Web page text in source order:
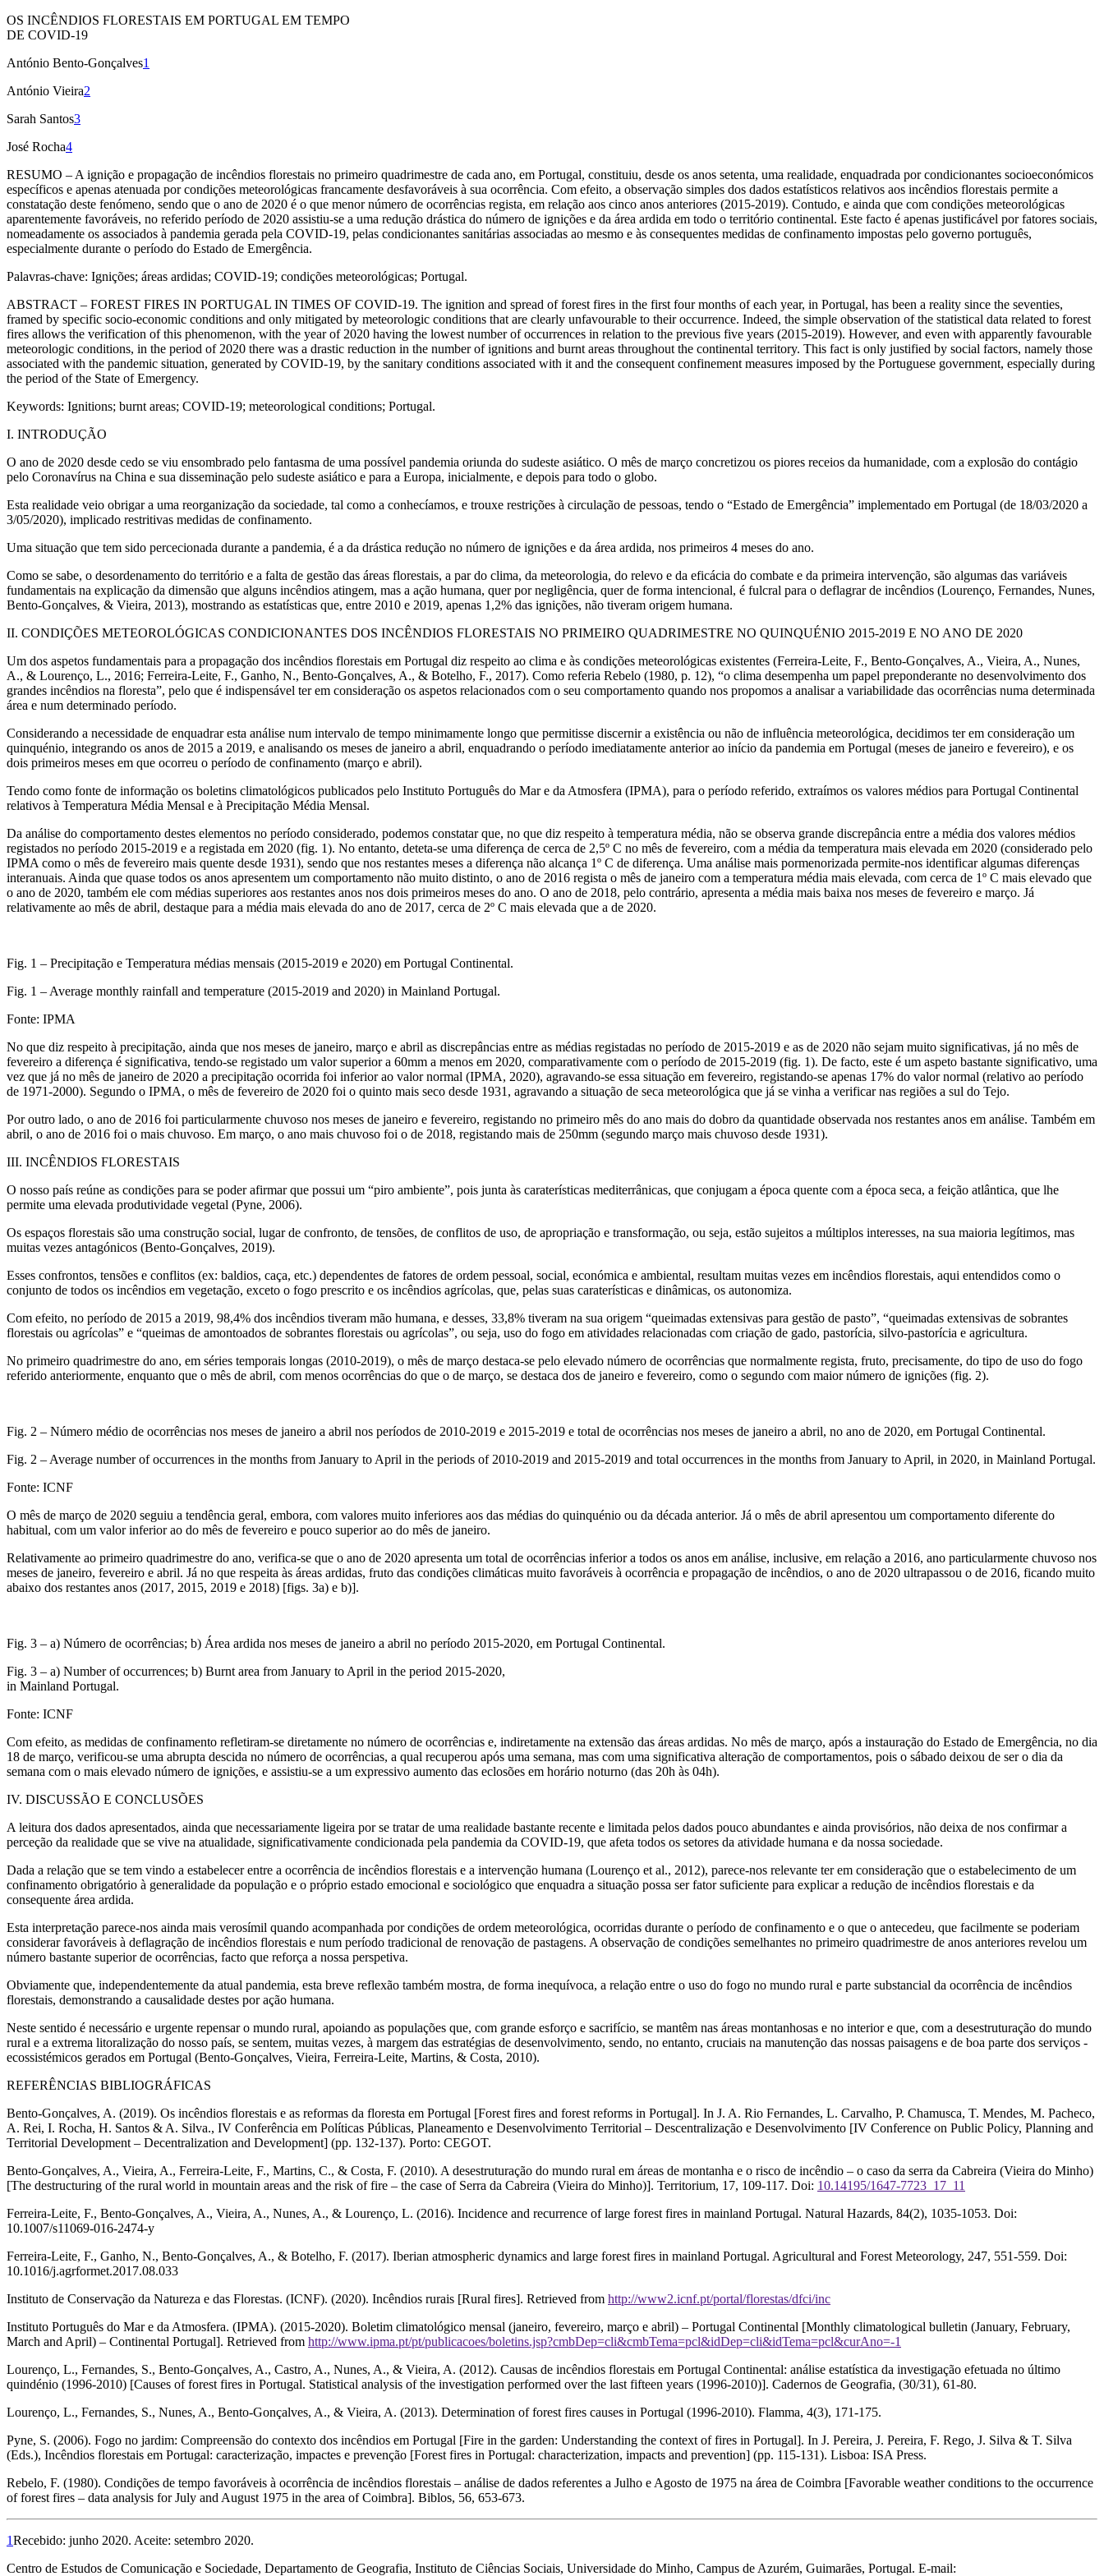
OS INCÊNDIOS FLORESTAIS EM PORTUGAL EM TEMPO
DE COVID-19
António Bento-Gonçalves1
António Vieira2
Sarah Santos3
José Rocha4
RESUMO – A ignição e propagação de incêndios florestais no primeiro quadrimestre de cada ano, em Portugal, constituiu, desde os anos setenta, uma realidade, enquadrada por condicionantes socioeconómicos
específicos e apenas atenuada por condições meteorológicas francamente desfavoráveis à sua ocorrência. Com efeito, a observação simples dos dados estatísticos relativos aos incêndios florestais permite a
constatação deste fenómeno, sendo que o ano de 2020 é o que menor número de ocorrências regista, em relação aos cinco anos anteriores (2015-2019). Contudo, e ainda que com condições meteorológicas
aparentemente favoráveis, no referido período de 2020 assistiu-se a uma redução drástica do número de ignições e da área ardida em todo o território continental. Este facto é apenas justificável por fatores sociais,
nomeadamente os associados à pandemia gerada pela COVID-19, pelas ­condicionantes sanitárias associadas ao mesmo e às consequentes medidas de confinamento impostas pelo governo português,
especialmente durante o período do Estado de Emergência.
Palavras-chave: Ignições; áreas ardidas; COVID-19; condições meteorológicas; Portugal.
ABSTRACT – FOREST FIRES IN PORTUGAL IN TIMES OF COVID-19. The ignition and spread of forest fires in the first four months of each year, in Portugal, has been a reality since the seventies,
framed by specific socio-economic conditions and only mitigated by meteorologic conditions that are clearly unfavourable to their occurrence. Indeed, the simple observation of the statistical data related to forest
fires allows the verification of this phenomenon, with the year of 2020 having the lowest number of occurrences in relation to the previous five years (2015-2019). However, and even with apparently favourable
meteorologic conditions, in the period of 2020 there was a drastic reduction in the number of ignitions and burnt areas throughout the continental territory. This fact is only justified by social factors, namely those
associated with the pandemic situation, generated by COVID-19, by the sanitary conditions associated with it and the consequent confinement measures imposed by the Portuguese government, especially during
the period of the State of Emergency.
Keywords: Ignitions; burnt areas; COVID-19; meteorological conditions; Portugal.
I. INTRODUÇÃO
O ano de 2020 desde cedo se viu ensombrado pelo fantasma de uma possível pandemia oriunda do sudeste asiático. O mês de março concretizou os piores receios da humanidade, com a explosão do contágio
pelo Coronavírus na China e sua disseminação pelo sudeste asiático e para a Europa, inicialmente, e depois para todo o globo.
Esta realidade veio obrigar a uma reorganização da sociedade, tal como a conhecíamos, e trouxe restrições à circulação de pessoas, tendo o “Estado de Emergência” implementado em Portugal (de 18/03/2020 a
3/05/2020), implicado restritivas medidas de confinamento.
Uma situação que tem sido percecionada durante a pandemia, é a da drástica redução no número de ignições e da área ardida, nos primeiros 4 meses do ano.
Como se sabe, o desordenamento do território e a falta de gestão das áreas florestais, a par do clima, da meteorologia, do relevo e da eficácia do combate e da primeira intervenção, são algumas das variáveis
fundamentais na explicação da dimensão que alguns incêndios atingem, mas a ação humana, quer por negligência, quer de forma intencional, é fulcral para o deflagrar de incêndios (Lourenço, Fernandes, Nunes,
Bento-Gonçalves, & Vieira, 2013), mostrando as estatísticas que, entre 2010 e 2019, apenas 1,2% das ignições, não tiveram origem humana.
II. CONDIÇÕES METEOROLÓGICAS CONDICIONANTES DOS INCÊNDIOS FLORESTAIS NO PRIMEIRO QUADRIMESTRE NO QUINQUÉNIO 2015-2019 E NO ANO DE 2020
Um dos aspetos fundamentais para a propagação dos incêndios florestais em Portugal diz respeito ao clima e às condições meteorológicas existentes (Ferreira-Leite, F., Bento-Gonçalves, A., Vieira, A., Nunes,
A., & Lourenço, L., 2016; Ferreira-Leite, F., Ganho, N., Bento-Gonçalves, A., & Botelho, F., 2017). Como referia Rebelo (1980, p. 12), “o clima desempenha um papel preponderante no desenvolvimento dos
grandes incêndios na floresta”, pelo que é indispensável ter em consideração os aspetos relacionados com o seu comportamento quando nos propomos a analisar a variabilidade das ocorrências numa determinada
área e num determinado período.
Considerando a necessidade de enquadrar esta análise num intervalo de tempo minimamente longo que permitisse discernir a existência ou não de influência meteorológica, decidimos ter em consideração um
quinquénio, integrando os anos de 2015 a 2019, e analisando os meses de janeiro a abril, enquadrando o período imediatamente anterior ao início da pandemia em Portugal (meses de janeiro e fevereiro), e os
dois primeiros meses em que ocorreu o período de confinamento (março e abril).
Tendo como fonte de informação os boletins climatológicos publicados pelo Instituto Português do Mar e da Atmosfera (IPMA), para o período referido, extraímos os valores médios para Portugal Continental
relativos à Temperatura Média Mensal e à Precipitação Média Mensal.
Da análise do comportamento destes elementos no período considerado, podemos constatar que, no que diz respeito à temperatura média, não se observa grande discrepância entre a média dos valores médios
registados no período 2015-2019 e a registada em 2020 (fig. 1). No entanto, deteta-se uma diferença de cerca de 2,5º C no mês de fevereiro, com a média da temperatura mais elevada em 2020 (considerado pelo
IPMA como o mês de fevereiro mais quente desde 1931), sendo que nos restantes meses a diferença não alcança 1º C de diferença. Uma análise mais pormenorizada permite-nos identificar algumas diferenças
interanuais. Ainda que quase todos os anos apresentem um comportamento não muito distinto, o ano de 2016 regista o mês de janeiro com a temperatura média mais elevada, com cerca de 1º C mais elevado que
o ano de 2020, também ele com médias superiores aos restantes anos nos dois primeiros meses do ano. O ano de 2018, pelo contrário, apresenta a média mais baixa nos meses de fevereiro e março. Já
relativamente ao mês de abril, destaque para a média mais elevada do ano de 2017, cerca de 2º C mais elevada que a de 2020.
Fig. 1 – Precipitação e Temperatura médias mensais (2015-2019 e 2020) em Portugal Continental.
Fig. 1 – Average monthly rainfall and temperature (2015-2019 and 2020) in Mainland Portugal.
Fonte: IPMA
No que diz respeito à precipitação, ainda que nos meses de janeiro, março e abril as discrepâncias entre as médias registadas no período de 2015-2019 e as de 2020 não sejam muito significativas, já no mês de
fevereiro a diferença é significativa, tendo-se registado um valor superior a 60mm a menos em 2020, comparativamente com o período de 2015-2019 (fig. 1). De facto, este é um aspeto bastante significativo, uma
vez que já no mês de janeiro de 2020 a precipitação ocorrida foi inferior ao valor normal (IPMA, 2020), agravando-se essa situação em fevereiro, registando-se apenas 17% do valor normal (relativo ao período
de 1971-2000). Segundo o IPMA, o mês de fevereiro de 2020 foi o quinto mais seco desde 1931, agravando a situação de seca meteorológica que já se vinha a verificar nas regiões a sul do Tejo.
Por outro lado, o ano de 2016 foi particularmente chuvoso nos meses de janeiro e fevereiro, registando no primeiro mês do ano mais do dobro da quantidade observada nos restantes anos em análise. Também em
abril, o ano de 2016 foi o mais chuvoso. Em março, o ano mais chuvoso foi o de 2018, registando mais de 250mm (segundo março mais chuvoso desde 1931).
III. INCÊNDIOS FLORESTAIS
O nosso país reúne as condições para se poder afirmar que possui um “piro ambiente”, pois junta às caraterísticas mediterrânicas, que conjugam a época quente com a época seca, a feição atlântica, que lhe
permite uma elevada produtividade vegetal (Pyne, 2006).
Os espaços florestais são uma construção social, lugar de confronto, de tensões, de conflitos de uso, de apropriação e transformação, ou seja, estão sujeitos a múltiplos interesses, na sua maioria legítimos, mas
muitas vezes antagónicos (Bento-Gonçalves, 2019).
Esses confrontos, tensões e conflitos (ex: baldios, caça, etc.) dependentes de fatores de ordem pessoal, social, económica e ambiental, resultam muitas vezes em incêndios florestais, aqui entendidos como o
conjunto de todos os incêndios em vegetação, exceto o fogo prescrito e os incêndios agrícolas, que, pelas suas caraterísticas e dinâmicas, os autonomiza.
Com efeito, no período de 2015 a 2019, 98,4% dos incêndios tiveram mão humana, e desses, 33,8% tiveram na sua origem “queimadas extensivas para gestão de pasto”, “queimadas extensivas de sobrantes
florestais ou agrícolas” e “queimas de amontoados de sobrantes florestais ou agrícolas”, ou seja, uso do fogo em atividades relacionadas com criação de gado, pastorícia, silvo-pastorícia e agricultura.
No primeiro quadrimestre do ano, em séries temporais longas (2010-2019), o mês de março destaca-se pelo elevado número de ocorrências que normalmente regista, fruto, precisamente, do tipo de uso do fogo
referido anteriormente, enquanto que o mês de abril, com menos ocorrências do que o de março, se destaca dos de janeiro e fevereiro, como o segundo com maior número de ignições (fig. 2).
Fig. 2 – Número médio de ocorrências nos meses de janeiro a abril nos períodos de 2010-2019 e 2015-2019 e total de ocorrências nos meses de janeiro a abril, no ano de 2020, em Portugal Continental.
Fig. 2 – Average number of occurrences in the months from January to April in the periods of 2010-2019 and 2015-2019 and total occurrences in the months from January to April, in 2020, in Mainland Portugal.
Fonte: ICNF
O mês de março de 2020 seguiu a tendência geral, embora, com valores muito inferiores aos das médias do quinquénio ou da década anterior. Já o mês de abril apresentou um comportamento diferente do
habitual, com um valor inferior ao do mês de fevereiro e pouco superior ao do mês de janeiro.
Relativamente ao primeiro quadrimestre do ano, verifica-se que o ano de 2020 apresenta um total de ocorrências inferior a todos os anos em análise, inclusive, em relação a 2016, ano particularmente chuvoso nos
meses de janeiro, fevereiro e abril. Já no que respeita às áreas ardidas, fruto das condições climáticas muito favoráveis à ocorrência e propagação de incêndios, o ano de 2020 ultrapassou o de 2016, ficando muito
abaixo dos restantes anos (2017, 2015, 2019 e 2018) [figs. 3a) e b)].
Fig. 3 – a) Número de ocorrências; b) Área ardida nos meses de janeiro a abril no período 2015-2020, em Portugal Continental.
Fig. 3 – a) Number of occurrences; b) Burnt area from January to April in the period 2015-2020,
in Mainland Portugal.
Fonte: ICNF
Com efeito, as medidas de confinamento refletiram-se diretamente no número de ocorrências e, indiretamente na extensão das áreas ardidas. No mês de março, após a instauração do Estado de Emergência, no dia
18 de março, verificou-se uma abrupta descida no número de ocorrências, a qual recuperou após uma semana, mas com uma significativa alteração de comportamentos, pois o sábado deixou de ser o dia da
semana com o mais elevado número de ignições, e assistiu-se a um expressivo aumento das eclosões em horário noturno (das 20h às 04h).
IV. DISCUSSÃO E CONCLUSÕES
A leitura dos dados apresentados, ainda que necessariamente ligeira por se tratar de uma realidade bastante recente e limitada pelos dados pouco abundantes e ainda provisórios, não deixa de nos confirmar a
perceção da realidade que se vive na atualidade, significativamente condicionada pela pandemia da COVID-19, que afeta todos os setores da atividade humana e da nossa sociedade.
Dada a relação que se tem vindo a estabelecer entre a ocorrência de incêndios florestais e a intervenção humana (Lourenço et al., 2012), parece-nos relevante ter em consideração que o estabelecimento de um
confinamento obrigatório à generalidade da população e o próprio estado emocional e sociológico que enquadra a situação possa ser fator suficiente para explicar a redução de incêndios florestais e da
consequente área ardida.
Esta interpretação parece-nos ainda mais verosímil quando acompanhada por condições de ordem meteorológica, ocorridas durante o período de confinamento e o que o antecedeu, que facilmente se poderiam
considerar favoráveis à deflagração de incêndios florestais e num período tradicional de renovação de pastagens. A observação de condições semelhantes no primeiro quadrimestre de anos anteriores revelou um
número bastante superior de ocorrências, facto que reforça a nossa perspetiva.
Obviamente que, independentemente da atual pandemia, esta breve reflexão também mostra, de forma inequívoca, a relação entre o uso do fogo no mundo rural e parte substancial da ocorrência de incêndios
florestais, demonstrando a causalidade destes por ação humana.
Neste sentido é necessário e urgente repensar o mundo rural, apoiando as populações que, com grande esforço e sacrifício, se mantêm nas áreas montanhosas e no interior e que, com a desestruturação do mundo
rural e a extrema litoralização do nosso país, se sentem, muitas vezes, à margem das estratégias de desenvolvimento, sendo, no entanto, cruciais na manutenção das nossas paisagens e de boa parte dos serviços ­
ecossistémicos gerados em Portugal (Bento-Gonçalves, Vieira, Ferreira-Leite, Martins, & Costa, 2010).
REFERÊNCIAS BIBLIOGRÁFICAS
Bento-Gonçalves, A. (2019). Os incêndios florestais e as reformas da floresta em Portugal [Forest fires and forest reforms in Portugal]. In J. A. Rio Fernandes, L. Carvalho, P. Chamusca, T. Mendes, M. Pacheco,
A. Rei, I. Rocha, H. Santos & A. Silva., IV Conferência em Políticas Públicas, Planeamento e Desenvolvimento Territorial – Descentralização e Desenvolvimento [IV Conference on Public Policy, Planning and
Territorial Development – Decentralization and Development] (pp. 132-137). Porto: CEGOT.
Bento-Gonçalves, A., Vieira, A., Ferreira-Leite, F., Martins, C., & Costa, F. (2010). A desestruturação do mundo rural em áreas de montanha e o risco de incêndio – o caso da serra da Cabreira (Vieira do Minho)
[The destructuring of the rural world in mountain areas and the risk of fire – the case of Serra da Cabreira (Vieira do Minho)]. Territorium, 17, 109-117. Doi: 10.14195/1647-7723_17_11
Ferreira-Leite, F., Bento-Gonçalves, A., Vieira, A., Nunes, A., & Lourenço, L. (2016). Incidence and recurrence of large forest fires in mainland Portugal. Natural Hazards, 84(2), 1035-1053. Doi:
10.1007/s11069-016-2474-y
Ferreira-Leite, F., Ganho, N., Bento-Gonçalves, A., & Botelho, F. (2017). Iberian atmospheric dynamics and large forest fires in mainland Portugal. Agricultural and Forest Meteorology, 247, 551-559. Doi:
10.1016/j.agrformet.2017.08.033
Instituto de Conservação da Natureza e das Florestas. (ICNF). (2020). Incêndios rurais [Rural fires]. Retrieved from http://www2.icnf.pt/portal/florestas/dfci/inc
Instituto Português do Mar e da Atmosfera. (IPMA). (2015-2020). Boletim climatológico mensal (janeiro, fevereiro, março e abril) – Portugal Continental [Monthly climatological bulletin (January, February,
March and April) – Continental Portugal]. Retrieved from http://www.ipma.pt/pt/publicacoes/boletins.jsp?cmbDep=cli&cmbTema=pcl&idDep=cli&idTema=pcl&curAno=-1
Lourenço, L., Fernandes, S., Bento-Gonçalves, A., Castro, A., Nunes, A., & Vieira, A. (2012). Causas de incêndios florestais em Portugal Continental: análise estatística da investigação efetuada no último
quindénio (1996-2010) [Causes of forest fires in Portugal. Statistical analysis of the investigation performed over the last fifteen years (1996-2010)]. Cadernos de Geografia, (30/31), 61-80.
Lourenço, L., Fernandes, S., Nunes, A., Bento-Gonçalves, A., & Vieira, A. (2013). Determination of forest fires causes in Portugal (1996-2010). Flamma, 4(3), 171-175.
Pyne, S. (2006). Fogo no jardim: Compreensão do contexto dos incêndios em Portugal [Fire in the garden: Understanding the context of fires in Portugal]. In J. Pereira, J. Pereira, F. Rego, J. Silva & T. Silva
(Eds.), Incêndios florestais em Portugal: caracterização, impactes e prevenção [Forest fires in Portugal: characterization, impacts and prevention] (pp. 115-131). Lisboa: ISA Press.
Rebelo, F. (1980). Condições de tempo favoráveis à ocorrência de incêndios florestais – análise de dados referentes a Julho e Agosto de 1975 na área de Coimbra [Favorable weather conditions to the occurrence
of forest fires – data analysis for July and August 1975 in the area of Coimbra]. Biblos, 56, 653-673.
1Recebido: junho 2020. Aceite: setembro 2020.
Centro de Estudos de Comunicação e Sociedade, Departamento de Geografia, Instituto de Ciências Sociais, Universidade do Minho, Campus de Azurém, Guimarães, Portugal. E-mail: